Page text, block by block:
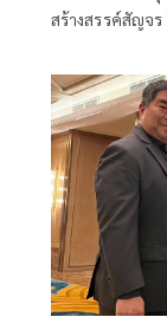
สร้างสรรค์สัญจ